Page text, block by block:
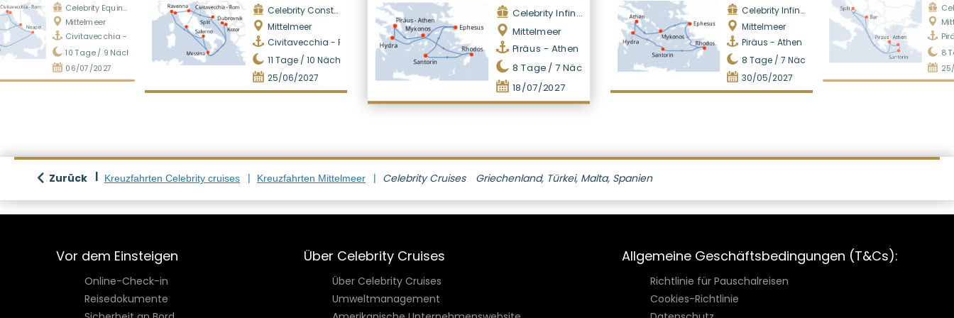
Celebrity Equinox
Mittelmeer
Civitavecchia - Rom
10 Tage / 9 Nächte
06/07/2027
Celebrity Constellation
Mittelmeer
Civitavecchia - Rom
11 Tage /10 Nächte
25/06/2027
Celebrity Infinity
Mittelmeer
Piräus - Athen
8 Tage /7 Nächte
18/07/2027
Celebrity Infinity
Mittelmeer
Piräus - Athen
8 Tage /7 Nächte
30/05/2027
8
Zurück Kreuzfahrten Celebrity cruises Kreuzfahrten Mittelmeer Celebrity Cruises Griechenland, Türkei, Malta, Spanien
Vor dem Einsteigen
Online-Check-in
Reisedokumente
Über Celebrity Cruises
Über Celebrity Cruises
Umweltmanagement
Allgemeine Geschäftsbedingungen (T&Cs):
Richtlinie für Pauschalreisen
Cookies-Richtlinie